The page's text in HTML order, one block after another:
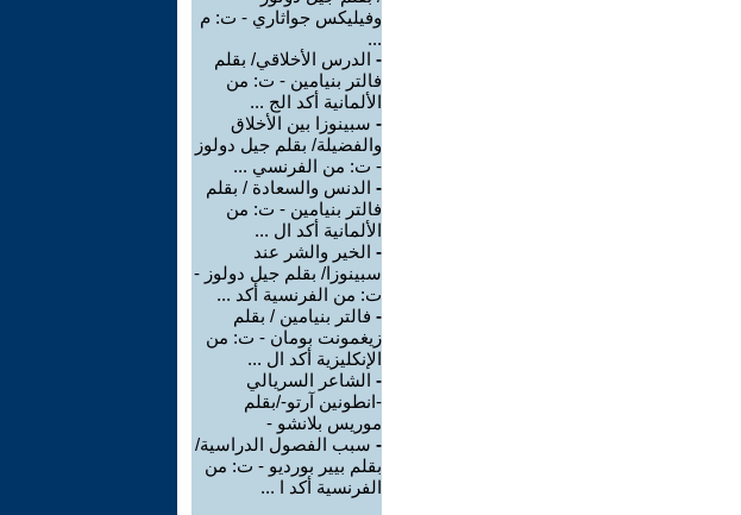
وفيليكس جواثاري - ت: م
...
- الدرس الأخلاقي/ بقلم
فالتر بنيامين - ت: من
الألمانية أكد الج ...
- سبينوزا بين الأخلاق
والفضيلة/ بقلم جيل دولوز
- ت: من الفرنسي ...
- الدنس والسعادة / بقلم
فالتر بنيامين - ت: من
الألمانية أكد ال ...
- الخير والشر عند
سبينوزا/ بقلم جيل دولوز -
ت: من الفرنسية أكد ...
- فالتر بنيامين / بقلم
زيغمونت بومان - ت: من
الإنكليزية أكد ال ...
- الشاعر السريالي
-انطونين آرتو-/بقلم
موريس بلانشو -
- سبب الفصول الدراسية/
بقلم بيير بورديو - ت: من
الفرنسية أكد ا ...